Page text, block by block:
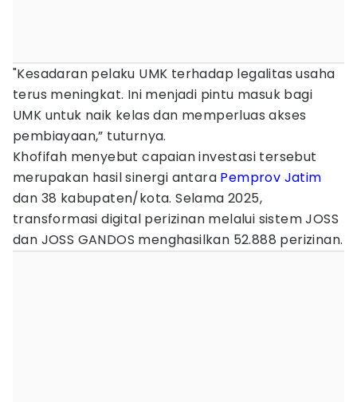
"Kesadaran pelaku UMK terhadap legalitas usaha
terus meningkat. Ini menjadi pintu masuk bagi
UMK untuk naik kelas dan memperluas akses
pembiayaan,” tuturnya.
Khofifah menyebut capaian investasi tersebut
merupakan hasil sinergi antara Pemprov Jatim
dan 38 kabupaten/kota. Selama 2025,
transformasi digital perizinan melalui sistem JOSS
dan JOSS GANDOS menghasilkan 52.888 perizinan.